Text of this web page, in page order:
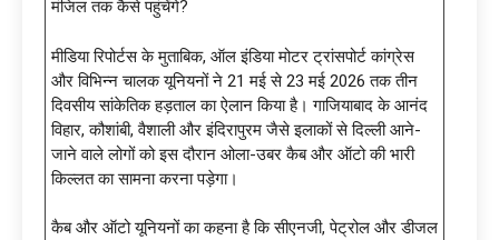
मंजिल तक कैसे पहुंचेंगे?
मीडिया रिपोर्टस के मुताबिक, ऑल इंडिया मोटर ट्रांसपोर्ट कांग्रेस
और विभिन्न चालक यूनियनों ने 21 मई से 23 मई 2026 तक तीन
दिवसीय सांकेतिक हड़ताल का ऐलान किया है। गाजियाबाद के आनंद
विहार, कौशांबी, वैशाली और इंदिरापुरम जैसे इलाकों से दिल्ली आने-
जाने वाले लोगों को इस दौरान ओला-उबर कैब और ऑटो की भारी
किल्लत का सामना करना पड़ेगा।
कैब और ऑटो यूनियनों का कहना है कि सीएनजी, पेट्रोल और डीजल